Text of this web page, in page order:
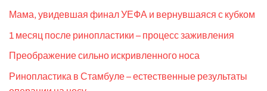
Мама, увидевшая финал УЕФА и вернувшаяся с кубком
1 месяц после ринопластики – процесс заживления
Преображение сильно искривленного носа
Ринопластика в Стамбуле – естественные результаты